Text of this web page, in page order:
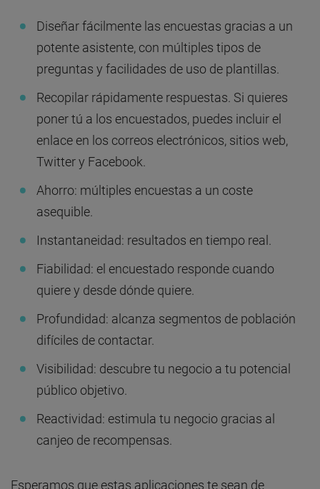
Diseñar fácilmente las encuestas gracias a un
potente asistente, con múltiples tipos de
preguntas y facilidades de uso de plantillas.
Recopilar rápidamente respuestas. Si quieres
poner tú a los encuestados, puedes incluir el
enlace en los correos electrónicos, sitios web,
Twitter y Facebook.
Ahorro: múltiples encuestas a un coste
asequible.
Instantaneidad: resultados en tiempo real.
Fiabilidad: el encuestado responde cuando
quiere y desde dónde quiere.
Profundidad: alcanza segmentos de población
difíciles de contactar.
Visibilidad: descubre tu negocio a tu potencial
público objetivo.
Reactividad: estimula tu negocio gracias al
canjeo de recompensas.
Esperamos que estas aplicaciones te sean de